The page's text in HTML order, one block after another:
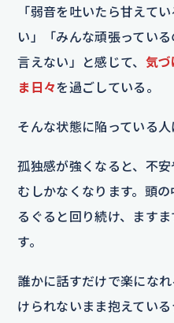
「弱音を吐いたら甘えて
い」「みんな頑張ってい
言えない」と感じて、 気
ま日々を過ごしている。
そんな状態に陥っている人
孤独感が強くなると、不
むしかなくなります。頭
るぐると回り続け、ます
す。
誰かに話すだけで楽にな
けられないまま抱えてい